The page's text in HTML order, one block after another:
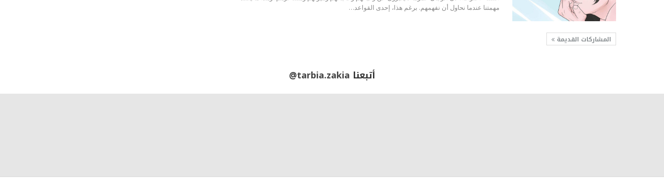
مهمتنا عندما نحاول أن نفهمهم. برغم هذا، إحدى القواعد…
المشاركات القديمة
أتبعنا @tarbia.zakia